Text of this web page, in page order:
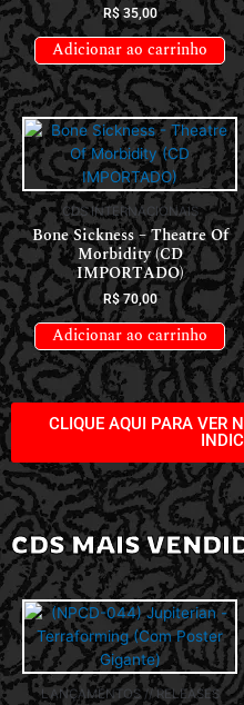
R$35,00
Adicionar ao carrinho
CDS INTERNACIONAIS
Bone Sickness – Theatre Of
Morbidity (CD
IMPORTADO)
R$70,00
Adicionar ao carrinho
CLIQUE AQUI PARA VER
CDS MAIS
LANÇAMENTOS // RELEASES